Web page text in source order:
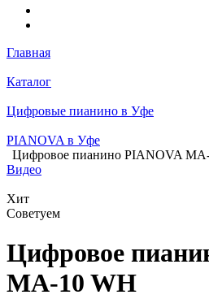
Главная
Каталог
Цифровые пианино в Уфе
PIANOVA в Уфе
Цифровое пианино PIANOVA
Видео
Хит
Советуем
Цифровое
MA-10 WH